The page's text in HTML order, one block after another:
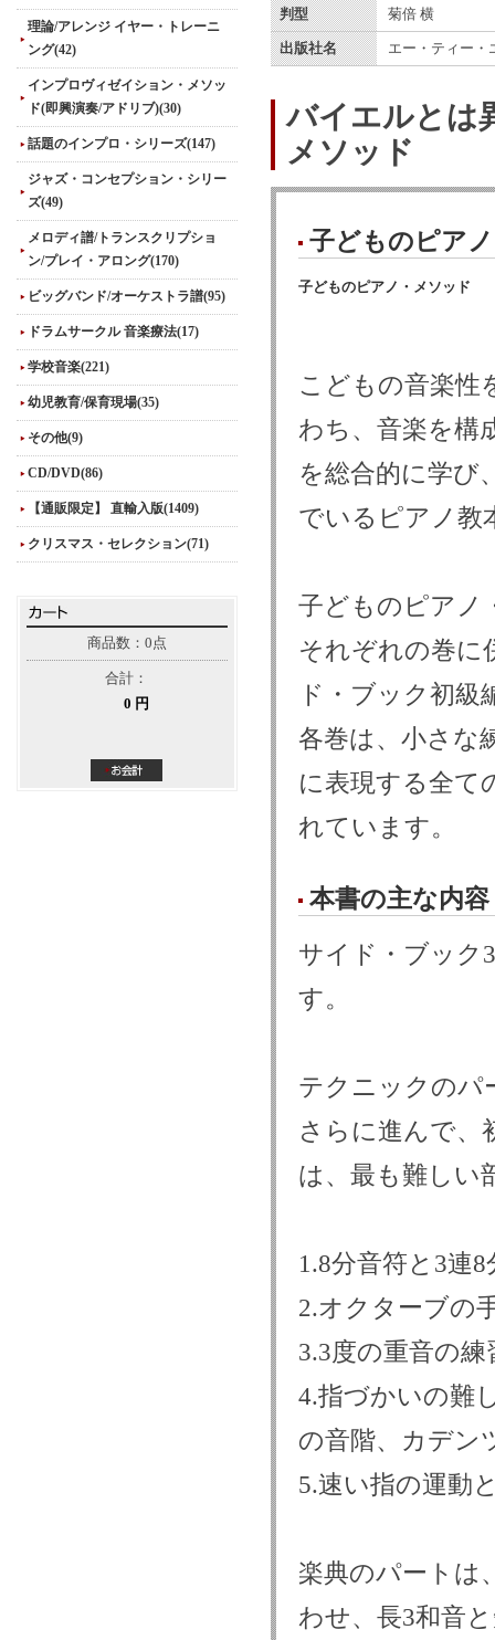
理論/アレンジ イヤー・トレーニ
ング(42)
インプロヴィゼイション・メソッ
ド(即興演奏/アドリブ)(30)
話題のインプロ・シリーズ(147)
ジャズ・コンセプション・シリー
ズ(49)
メロディ譜/トランスクリプショ
ン/プレイ・アロング(170)
ビッグバンド/オーケストラ譜(95)
ドラムサークル 音楽療法(17)
学校音楽(221)
幼児教育/保育現場(35)
その他(9)
CD/DVD(86)
【通販限定】 直輸入版(1409)
クリスマス・セレクション(71)
商品数：0点
合計：
0 円
判型 菊倍 横
出版社名 エー・ティー・
バイエルとは
メソッド
子どものピア
子どものピアノ・メソッド
こどもの音楽性
わち、音楽を構
を総合的に学び
でいるピアノ教
子どものピアノ
それぞれの巻に
ド・ブック初級
各巻は、小さな
に表現する全て
れています。
本書の主な内容
サイド・ブック
す。
テクニックのパ
さらに進んで、
は、最も難しい
1.8分音符と3連
2.オクターブの
3.3度の重音の練
4.指づかいの難
の音階、カデン
5.速い指の運動
楽典のパートは
わせ、長3和音